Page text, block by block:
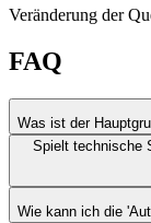
Veränderung der
FAQ
Was ist der
Spielt technische
Wie kann ich die